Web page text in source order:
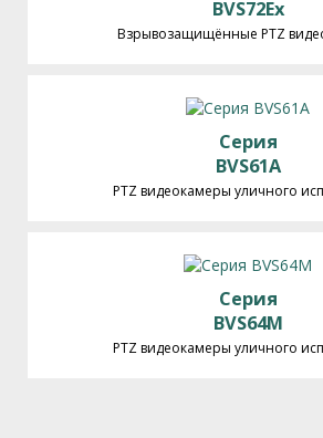
BVS72Ex
Взрывозащищённые PTZ
Серия
BVS61A
PTZ видеокамеры уличного
Серия
BVS64M
PTZ видеокамеры уличного